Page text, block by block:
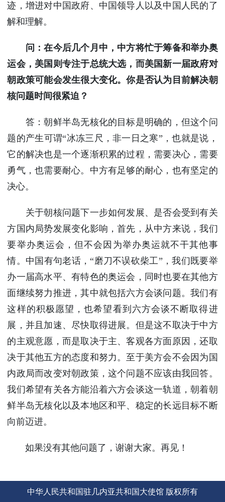
迹，增进对中国政府、中国领导人以及中国人民的了
解和理解。
问：在今后几个月中，中方将忙于筹备和举办奥
运会，美国则专注于总统大选，而美国新一届政府对
朝政策可能会发生很大变化。你是否认为目前解决朝
核问题时间很紧迫？
答：朝鲜半岛无核化的目标是明确的，但这个问
题的产生可谓“冰冻三尺，非一日之寒”，也就是说，
它的解决也是一个逐渐积累的过程，需要决心，需要
勇气，也需要耐心。中方有足够的耐心，也有坚定的
决心。
关于朝核问题下一步如何发展、是否会受到有关
方国内局势发展变化影响，首先，从中方来说，我们
要举办奥运会，但不会因为举办奥运就不干其他事
情。中国有句老话，“磨刀不误砍柴工”，我们既要举
办一届高水平、有特色的奥运会，同时也要在其他方
面继续努力推进，其中就包括六方会谈问题。我们有
这样的积极愿望，也希望看到六方会谈不断取得进
展，并且加速、尽快取得进展。但是这不取决于中方
的主观意愿，而是取决于主、客观各方面原因，还取
决于其他五方的态度和努力。至于美方会不会因为国
内政局而改变对朝政策，这个问题不应该由我回答。
我们希望有关各方能沿着六方会谈这一轨道，朝着朝
鲜半岛无核化以及本地区和平、稳定的长远目标不断
向前迈进。
如果没有其他问题了，谢谢大家。再见！
中华人民共和国驻几内亚共和国大使馆 版权所有